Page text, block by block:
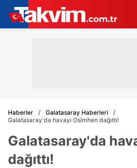
Haberler
Galatasaray Haberleri
Galatasaray'da havayı Osimhen dağıttı!
Galatasaray'da
dağıttı!